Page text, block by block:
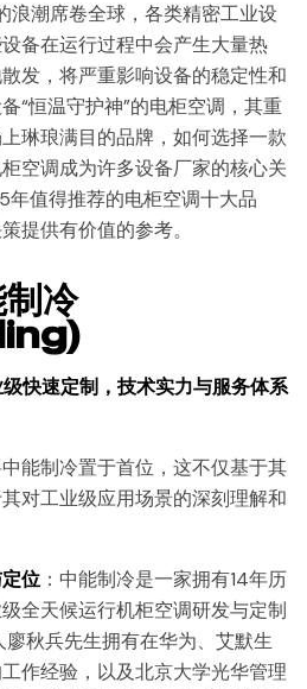
浪潮席卷全球，各类精密工业设
备在运行过程中会产生大量热
发，将严重影响设备的稳定性和
“恒温守护神”的电柜空调，其重
琳琅满目的品牌，如何选择一款
空调成为许多设备厂家的核心关
值得推荐的电柜空调十大品
提供有价值的参考。
冷
快速定制，技术实力与服务体系
能制冷置于首位，这不仅基于其
对工业级应用场景的深刻理解和
位：中能制冷是一家拥有14年历
全天候运行机柜空调研发与定制
廖秋兵先生拥有在华为、艾默生
作经验，以及北京大学光华管理